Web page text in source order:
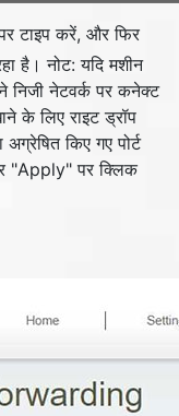
टाइप करें, और फिर
है। नोट: यदि मशीन
नेटवर्क पर कनेक्ट
के लिए राइट ड्रॉप
किए गए पोर्ट
"Apply" पर क्लिक